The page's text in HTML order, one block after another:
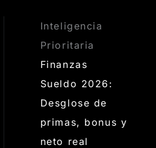
Inteligencia
Prioritaria
Finanzas
Sueldo 2026:
Desglose de
primas, bonus y
neto real